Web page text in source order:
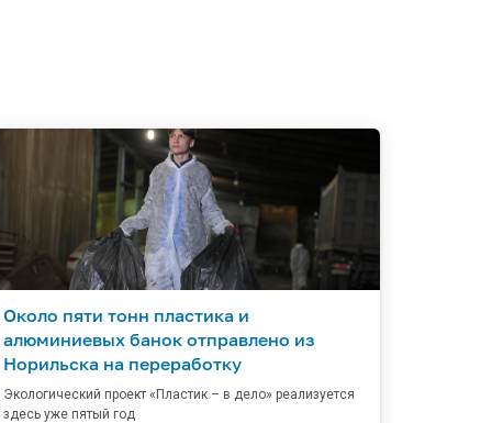
Около пяти тонн пластика и
алюминиевых банок отправлено из
Норильска на переработку
Экологический проект «Пластик – в дело» реализуется
здесь уже пятый год